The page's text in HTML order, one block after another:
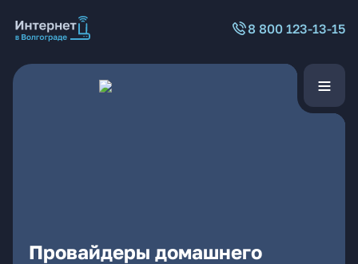
8 800 123-13-15
Провайдеры домашнего